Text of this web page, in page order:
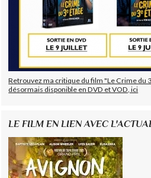
Retrouvez ma critique du film "Le Crime du
désormais disponible en DVD et VOD, ici
LE FILM EN LIEN AVEC